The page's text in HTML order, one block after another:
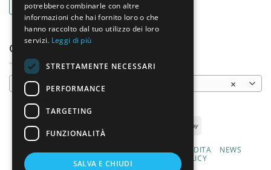
supermercati
tavole calde tostiere
CATEGORIE PRODOTTO
×
Bisteccatrici / Hamburgatrici
CONDIZIONI DI VENDITA
NEWS
PRIVACY E COOKIE POLICY
MODALITÀ DI PAGAMENTO
potrebbero combinarle con altre
informazioni che hai fornito loro o che
hanno raccolto dal tuo utilizzo dei loro
servizi. Leggi di più
STRETTAMENTE NECESSARI
PERFORMANCE
TARGETING
FUNZIONALITÀ
SALVA E CHIUDI